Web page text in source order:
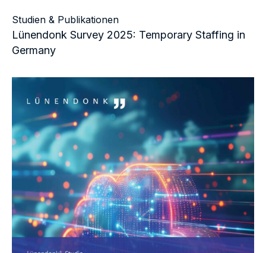
Studien & Publikationen
Lünendonk Survey 2025: Temporary Staffing in
Germany